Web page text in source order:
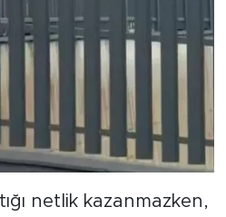
netlik kazanmazken,